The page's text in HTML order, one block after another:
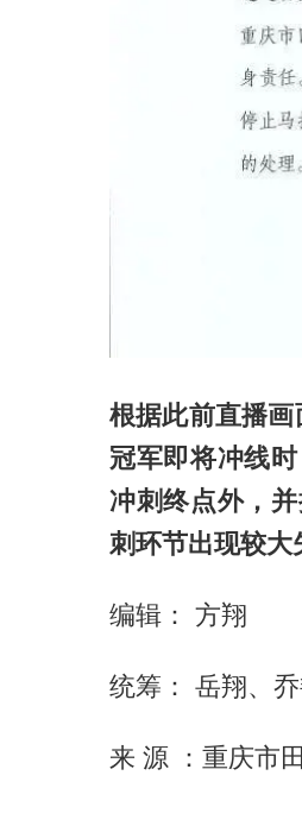
根据此前直播
冠军即将冲线
冲刺终点外，
刺环节出现较大
编辑： 方翔
统筹： 岳翔、
来 源 ：重庆市